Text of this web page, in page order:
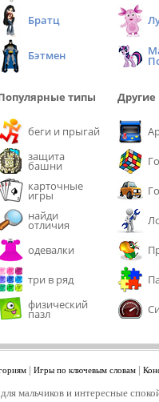
Братц
Бэтмен
типы
беги и прыгай
защита
башни
карточные
игры
найди
отличия
одевалки
три в ряд
физический
пазл
| Игры по ключевым словам |
мальчиков и интересные